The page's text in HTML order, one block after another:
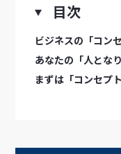
目次
ビジネスの「コン
あなたの「人とな
まずは「コンセプ